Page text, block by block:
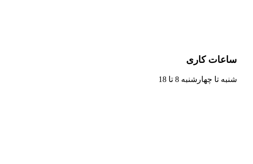
ساعات کاری
شنبه تا چهارشنبه 8 تا 18